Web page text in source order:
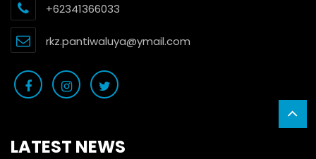
+62341366033
rkz.pantiwaluya@ymail.com
LATEST NEWS